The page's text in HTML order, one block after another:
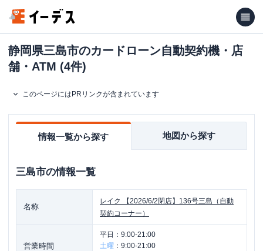
静岡県三島市のカードローン自動契約機・店
舗・ATM (4件)
このページにはPRリンクが含まれています
情報一覧から探す 地図から探す
三島市の情報一覧
名称
レイク
【2026/6/2閉店】136号三島（自動
契約コーナー）
営業時間
平日： 9:00-21:00
土曜 ： 9:00-21:00